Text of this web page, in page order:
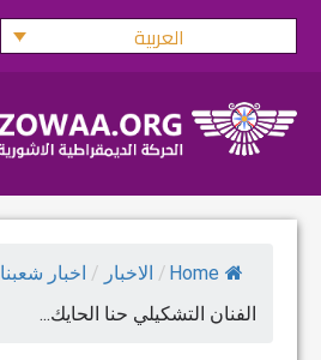
Skip
العربية
Home
/ الاخبار / اخبار شعبنا
الفنان التشكيلي حنا الحايك...